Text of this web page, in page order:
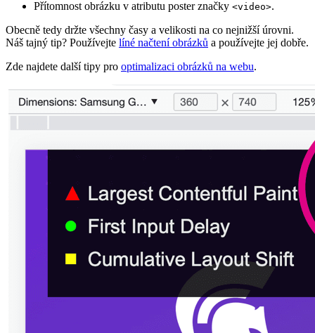
Přítomnost obrázku v atributu poster značky <video>.
Obecně tedy držte všechny časy a velikosti na co nejnižší úrovni.
Náš tajný tip? Používejte líné načtení obrázků a používejte jej dobře.
Zde najdete další tipy pro optimalizaci obrázků na webu.